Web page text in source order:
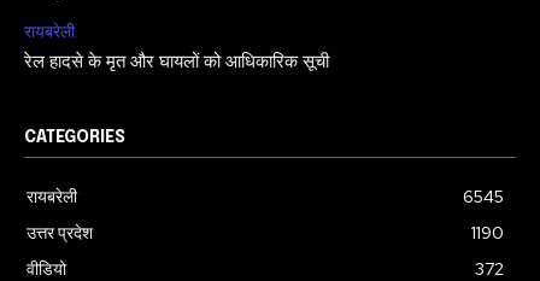
रायबरेली
रेल हादसे के मृत और घायलों को आधिकारिक सूची
CATEGORIES
रायबरेली
6545
उत्तर प्रदेश
1190
वीडियो
372